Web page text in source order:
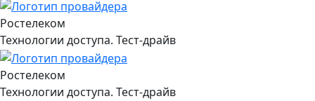
Ростелеком
Технологии доступа. Тест-драйв
Ростелеком
Технологии доступа. Тест-драйв